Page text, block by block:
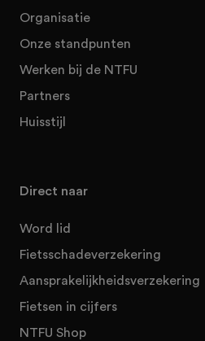
Organisatie
Onze standpunten
Werken bij de NTFU
Partners
Huisstijl
Direct naar
Word lid
Fietsschadeverzekering
Aansprakelijkheidsverzekering
Fietsen in cijfers
NTFU Shop